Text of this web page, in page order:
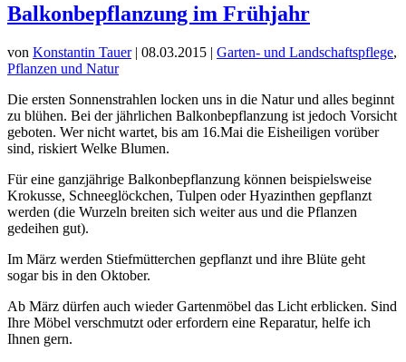
Balkonbepflanzung im Frühjahr
von Konstantin Tauer| 08.03.2015 | Garten- und Landschaftspflege,
Pflanzen und Natur
Die ersten Sonnenstrahlen locken uns in die Natur und alles beginnt
zu blühen. Bei der jährlichen Balkonbepflanzung ist jedoch Vorsicht
geboten. Wer nicht wartet, bis am 16.Mai die Eisheiligen vorüber
sind, riskiert Welke Blumen.
Für eine ganzjährige Balkonbepflanzung können beispielsweise
Krokusse, Schneeglöckchen, Tulpen oder Hyazinthen gepflanzt
werden (die Wurzeln breiten sich weiter aus und die Pflanzen
gedeihen gut).
Im März werden Stiefmütterchen gepflanzt und ihre Blüte geht
sogar bis in den Oktober.
Ab März dürfen auch wieder Gartenmöbel das Licht erblicken. Sind
Ihre Möbel verschmutzt oder erfordern eine Reparatur, helfe ich
Ihnen gern.